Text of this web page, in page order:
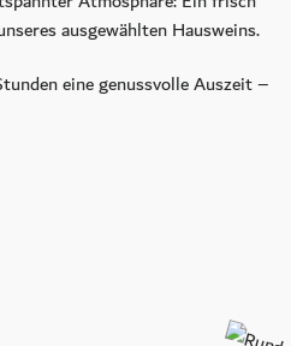
Spa
ausgewählten Hausweins.
eine genussvolle Auszeit –